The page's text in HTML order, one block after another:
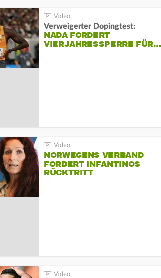
Verweigerter Dopingtest:
NADA FORDERT
VIERJAHRESSPERRE FÜR…
NORWEGENS VERBAND
FORDERT INFANTINOS
RÜCKTRITT